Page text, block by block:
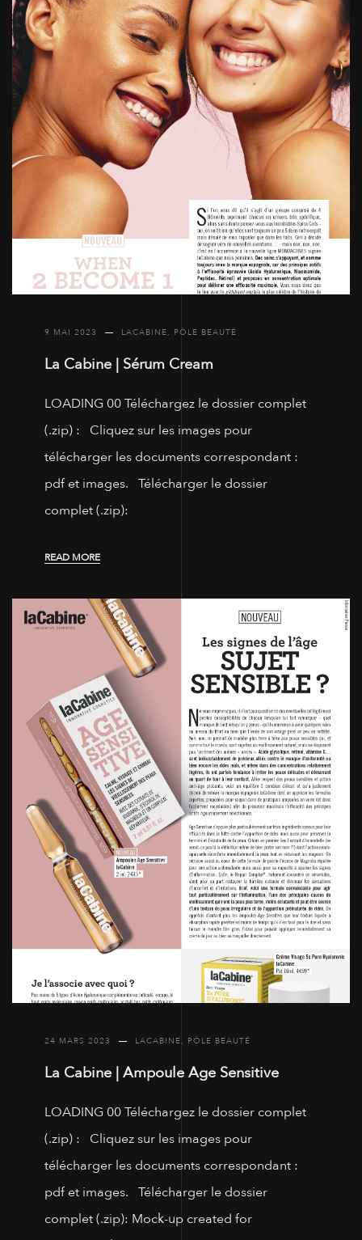
9 MAI 2023 LACABINE, PÔLE BEAUTÉ
La Cabine | Sérum Cream
LOADING 00 Téléchargez le dossier complet
(.zip) : Cliquez sur les images pour
télécharger les documents correspondant :
pdf et images. Télécharger le dossier
complet (.zip):
READ MORE
24 MARS 2023 LACABINE, PÔLE BEAUTÉ
La Cabine | Ampoule Age Sensitive
LOADING 00 Téléchargez le dossier complet
(.zip) : Cliquez sur les images pour
télécharger les documents correspondant :
pdf et images. Télécharger le dossier
complet (.zip): Mock-up created for